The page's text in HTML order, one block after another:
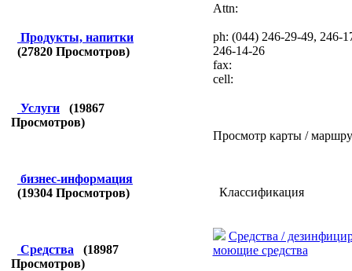
Продукты, напитки
(27820 Просмотров)
Услуги (19867
Просмотров)
бизнес-информация
(19304 Просмотров)
Средства (18987
Просмотров)
Attn:
ph: (044) 246-29-49, 246-
246-14-26
fax:
cell:
Просмотр карты /
Классификация
Средства /
моющие средства